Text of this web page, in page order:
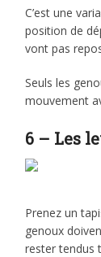
C’est une
position de
vont pas
Seuls les
mouvement
6 – Les
Prenez un
genoux
rester tendus